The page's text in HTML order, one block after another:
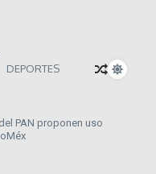
DEPORTES
PAN proponen uso